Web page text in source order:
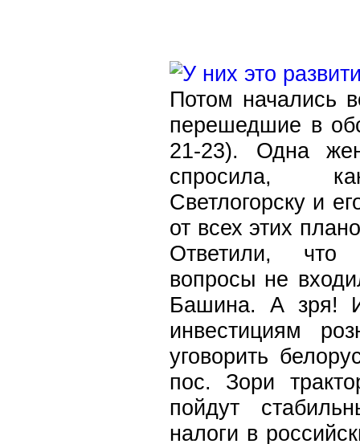
Потом начались
перешедшие в
21-23). Одна
спросила,
Светлогорску и
от всех этих
Ответили, что
вопросы не
Башина. А зря!
инвестициям
уговорить
пос. Зори
пойдут
налоги в